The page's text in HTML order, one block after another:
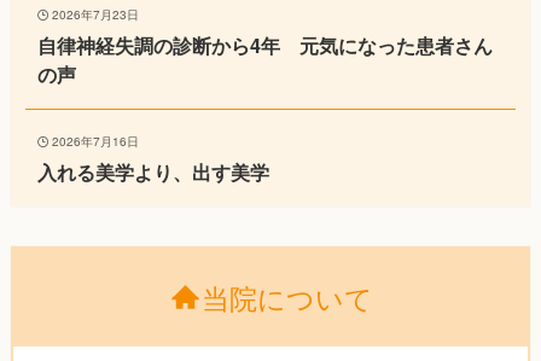
2026年7月23日
自律神経失調の診断から4年 元気になった患者さん
の声
2026年7月16日
入れる美学より、出す美学
当院について